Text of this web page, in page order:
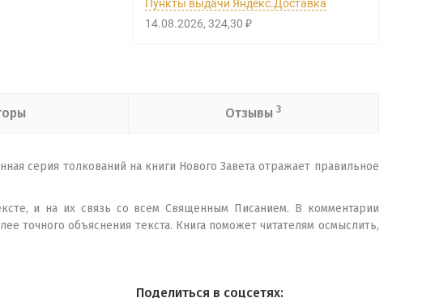
Пункты выдачи Яндекс.Доставка
14.08.2026 324,30 ₽
Отзывы 3
серия толкований на книги Нового Завета отражает правильное
и на их связь со всем Священным Писанием. В комментарии
точного объяснения текста. Книга поможет читателям осмыслить,
Поделиться в соцсетях: